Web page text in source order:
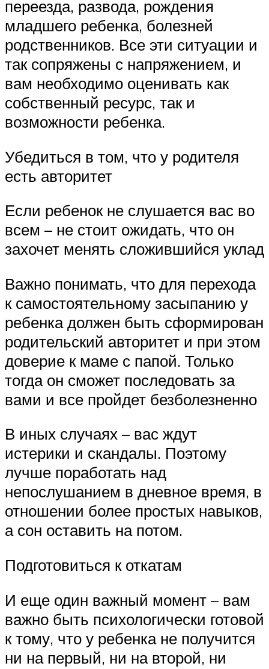
переезда, развода, рождения
младшего ребенка, болезней
родственников. Все эти ситуации и
так сопряжены с напряжением, и
вам необходимо оценивать как
собственный ресурс, так и
возможности ребенка.
Убедиться в том, что у родителя
есть авторитет
Если ребенок не слушается вас во
всем – не стоит ожидать, что он
захочет менять сложившийся уклад
Важно понимать, что для перехода
к самостоятельному засыпанию у
ребенка должен быть сформирован
родительский авторитет и при этом
доверие к маме с папой. Только
тогда он сможет последовать за
вами и все пройдет безболезненно
В иных случаях – вас ждут
истерики и скандалы. Поэтому
лучше поработать над
непослушанием в дневное время, в
отношении более простых навыков,
а сон оставить на потом.
Подготовиться к откатам
И еще один важный момент – вам
важно быть психологически готовой
к тому, что у ребенка не получится
ни на первый, ни на второй, ни